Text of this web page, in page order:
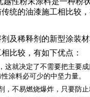
统的油漆施工相比较
及稀释剂的新型涂装
比较，有如下优点：
这就决定了不需要把主要
涂料必可少的中坚力量。
，不易燃烧爆炸，只要防